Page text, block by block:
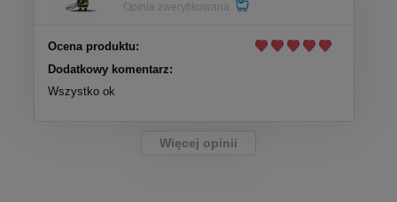
Opinia zweryfikowana
Ocena produktu:
Dodatkowy komentarz:
Wszystko ok
Więcej opinii